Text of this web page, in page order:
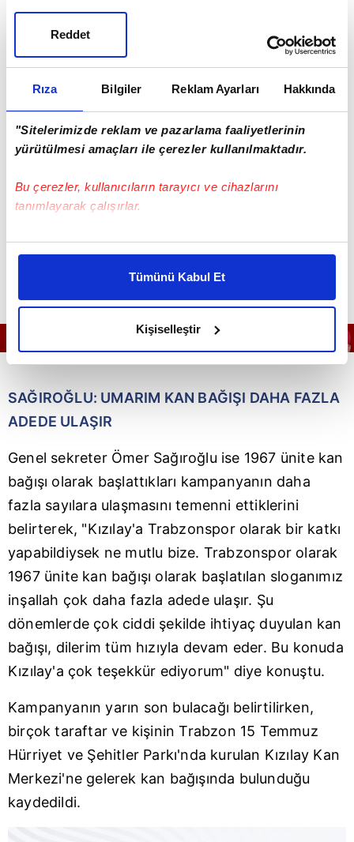
Rıza Bilgiler Reklam Ayarları Hakkında
"Sitelerimizde reklam ve pazarlama faaliyetlerinin
yürütülmesi amaçları ile çerezler kullanılmaktadır.
Bu çerezler, kullanıcıların tarayıcı ve cihazlarını
tanımlayarak çalışırlar.
Bu çerezlere izin vermeniz halinde sizlere özel
daha iyi reklam deneyimi yaşatabiliriz. Bunu yaparken
amacımızın size daha iyi bir reklam deneyimi sunmak
elimizden gelen çabayı gösterdiğimizi ve bu noktada,
Her halükârda, kullanıcılar, bu çerezlere izin vermedikleri
takdirde, kullanıcılara hedefli reklamlar
gösterilmeyecektir."
Sizlere daha iyi bir hizmet sunabilmek için İnternet
Sitemizde kendimize ve üçüncü kişilere ait çerezler
kullanılmaktadır. Bu çerezler vasıtasıyla çeşitli kişisel
verileriniz işlenmekte olup gerekli olan çerezler bilgi
kullanılmaktadır. Diğer çerezler, sitemizin daha işlevsel
kılınması ve kişiselleştirilmesi ve sizlere yönelik
reklam/pazarlama faaliyetlerinin yapılması, amaçlarıyla
sınırlı olarak açık rızanız dahilinde kullanılacaktır.
Çerezlere ilişkin tercihlerinizi aşağıda yer alan panel
vasıtasıyla belirleyebilirsiniz. Çerezlere ilişkin detaylı bilgi
için Ayarlar butonuna tıklayabilir,Çerez Bilgilendirme
Metnimizi ziyaret edebilirsiniz.
6698 sayılı Kişisel Verilerin Korunması Kanunu uyarınca
hazırlanmış Aydınlatma Metnimizi okumak ve sitemizde
ilgili mevzuata uygun olarak kullanılan çerezlerle ilgili bilgi
almak için lütfen
Tümünü Kabul Et
Kişiselleştir
Reddet
ediyor. Ama Kızılay için söylenecek birçok şey
olmasına rağmen acının olduğu, ihtiyaç duyulan
her yerde milliyet fark etmeksizin insanlık adına
çok önemli hizmet ediyorlar. İhtiyacın olduğu her
yerde Kızılay var. Acıda, kan gerektiği anda,
insanlık adına verilmesi gereken hangi eylem
varsa oradalar. İyi ki de varlar. İyi ki de bizim
Kızılay'ımız. Çünkü Türk'ün gerçek manadaki kan
değerlerini, DNA'sını ve bunda barındırdığı
yoğun şekilde hissettiren kuruluşumuz.
Hizmetlerinden dolayı çok teşekkür ediyorum"
dedi.
SAĞIROĞLU: UMARIM KAN BAĞIŞI DAHA FAZLA
ADEDE ULAŞIR
Genel sekreter Ömer Sağıroğlu ise 1967 ünite kan
bağışı olarak başlattıkları kampanyanın daha
fazla sayılara ulaşmasını temenni ettiklerini
belirterek, "Kızılay'a Trabzonspor olarak bir katkı
yapabildiysek ne mutlu bize. Trabzonspor olarak
1967 ünite kan bağışı olarak başlatılan sloganımız
inşallah çok daha fazla adede ulaşır. Şu
dönemlerde çok ciddi şekilde ihtiyaç duyulan kan
bağışı, dilerim tüm hızıyla devam eder. Bu konuda
Kızılay'a çok teşekkür ediyorum" diye konuştu.
Kampanyanın yarın son bulacağı belirtilirken,
birçok taraftar ve kişinin Trabzon 15 Temmuz
Hürriyet ve Şehitler Parkı'nda kurulan Kızılay Kan
Merkezi'ne gelerek kan bağışında bulunduğu
kaydedildi.